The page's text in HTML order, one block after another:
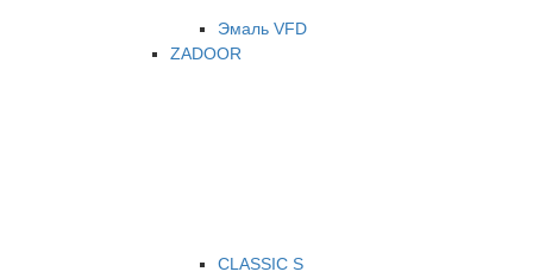
Эмаль VFD
ZADOOR
CLASSIC S